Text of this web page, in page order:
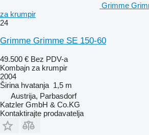
Grimme
za krumpir
24
Grimme Grimme SE 150-60
49.500 € Bez PDV-a
Kombajn za krumpir
2004
Širina hvatanja 1,5 m
Austrija, Parbasdorf
Katzler GmbH & Co.KG
Kontaktirajte prodavatelja